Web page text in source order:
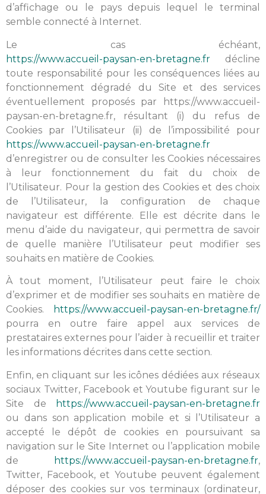
d’affichage ou le pays depuis lequel le terminal
semble connecté à Internet.
Le cas échéant,
https://www.accueil-paysan-en-bretagne.fr décline
toute responsabilité pour les conséquences liées au
fonctionnement dégradé du Site et des services
éventuellement proposés par https://www.accueil-
paysan-en-bretagne.fr, résultant (i) du refus de
Cookies par l’Utilisateur (ii) de l’impossibilité pour
https://www.accueil-paysan-en-bretagne.fr
d’enregistrer ou de consulter les Cookies nécessaires
à leur fonctionnement du fait du choix de
l’Utilisateur. Pour la gestion des Cookies et des choix
de l’Utilisateur, la configuration de chaque
navigateur est différente. Elle est décrite dans le
menu d’aide du navigateur, qui permettra de savoir
de quelle manière l’Utilisateur peut modifier ses
souhaits en matière de Cookies.
À tout moment, l’Utilisateur peut faire le choix
d’exprimer et de modifier ses souhaits en matière de
Cookies.
https://www.accueil-paysan-en-bretagne.fr/
pourra en outre faire appel aux services de
prestataires externes pour l’aider à recueillir et traiter
les informations décrites dans cette section.
Enfin, en cliquant sur les icônes dédiées aux réseaux
sociaux Twitter, Facebook et Youtube figurant sur le
Site de
https://www.accueil-paysan-en-bretagne.fr
ou dans son application mobile et si l’Utilisateur a
accepté le dépôt de cookies en poursuivant sa
navigation sur le Site Internet ou l’application mobile
de
https://www.accueil-paysan-en-bretagne.fr,
Twitter, Facebook, et Youtube peuvent également
déposer des cookies sur vos terminaux (ordinateur,